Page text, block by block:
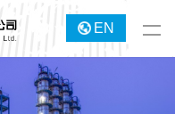
EN